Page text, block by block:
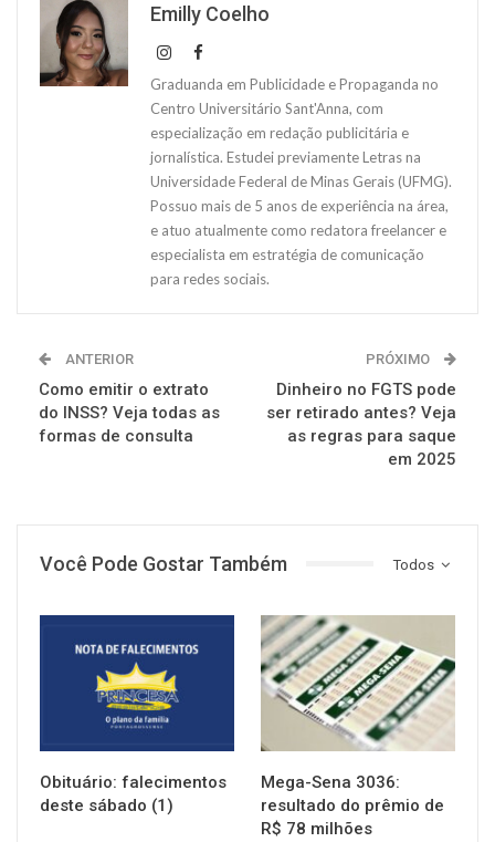
Emilly Coelho
Graduanda em Publicidade e Propaganda no
Centro Universitário Sant'Anna, com
especialização em redação publicitária e
jornalística. Estudei previamente Letras na
Universidade Federal de Minas Gerais (UFMG).
Possuo mais de 5 anos de experiência na área,
e atuo atualmente como redatora freelancer e
especialista em estratégia de comunicação
para redes sociais.
ANTERIOR
Como emitir o extrato
do INSS? Veja todas as
formas de consulta
PRÓXIMO
Dinheiro no FGTS pode
ser retirado antes? Veja
as regras para saque
em 2025
Todos
Você Pode Gostar Também
Obituário: falecimentos
deste sábado (1)
NOTÍCIAS
Mega-Sena 3036:
resultado do prêmio de
R$ 78 milhões